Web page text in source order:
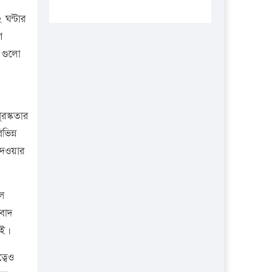
গুলো